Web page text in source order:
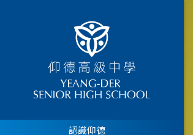
認識仰德